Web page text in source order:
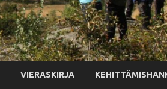
VIERASKIRJA